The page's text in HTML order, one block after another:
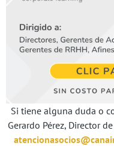
Si tiene alguna duda o
Gerardo Pérez, Director